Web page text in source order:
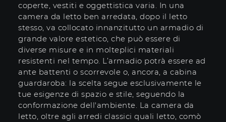
coperte, vestiti e oggettistica varia. In una
camera da letto ben arredata, dopo il letto
stesso, va collocato innanzitutto un armadio di
grande valore estetico, che può essere di
diverse misure e in molteplici materiali
resistenti nel tempo. L’armadio potrà essere ad
ante battenti o scorrevole o, ancora, a cabina
guardaroba: la scelta segue esclusivamente le
tue esigenze di spazio e stile, seguendo la
conformazione dell'ambiente. La camera da
letto, oltre agli arredi classici quali letto, comò